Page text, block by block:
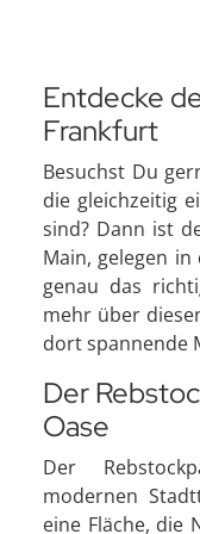
Entdecke
Frankfurt
Besuchst Du
die gleichzeitig
sind? Dann ist
Main, gelegen in
genau das
mehr über
dort spannende
Der
Oase
Der
modernen
eine Fläche, die